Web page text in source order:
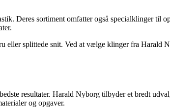
Deres sortiment omfatter også specialklinger til
splittede snit. Ved at vælge klinger fra Harald
resultater. Harald Nyborg tilbyder et bredt
og opgaver.